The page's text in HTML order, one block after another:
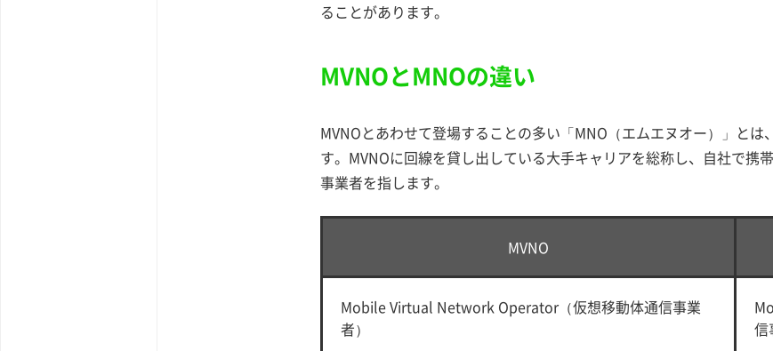
ることがあります。
MVNOとMNOの違い
MVNOとあわせて登場することの多い「MNO（エムエヌオー）」と
す。MVNOに回線を貸し出している大手キャリアを総称し、自社で携
事業者を指します。
MVNO
Mobile Virtual Network Operator（仮想移動体通信事業
者）
信